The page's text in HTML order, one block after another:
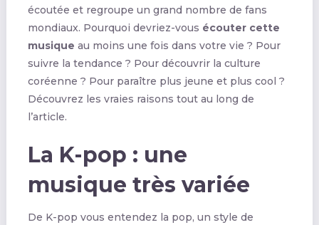
écoutée et regroupe un grand nombre de fans
mondiaux. Pourquoi devriez-vous écouter cette
musique au moins une fois dans votre vie ? Pour
suivre la tendance ? Pour découvrir la culture
coréenne ? Pour paraître plus jeune et plus cool ?
Découvrez les vraies raisons tout au long de
l’article.
La K-pop : une
musique très variée
De K-pop vous entendez la pop, un style de